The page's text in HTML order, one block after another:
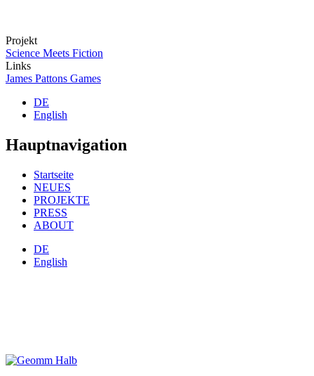
Projekt
Science Meets Fiction
Links
James Pattons Games
DE
English
Hauptnavigation
Startseite
NEUES
PROJEKTE
PRESS
ABOUT
DE
English